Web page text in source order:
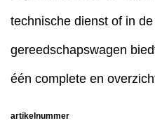
technische dienst of in
gereedschapswagen
één complete en
artikelnummer